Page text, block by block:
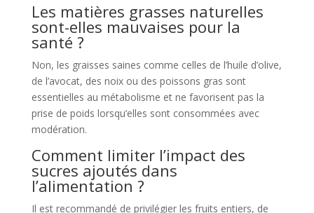
Les matières grasses naturelles
sont-elles mauvaises pour la
santé ?
Non, les graisses saines comme celles de l’huile d’olive,
de l’avocat, des noix ou des poissons gras sont
essentielles au métabolisme et ne favorisent pas la
prise de poids lorsqu’elles sont consommées avec
modération.
Comment limiter l’impact des
sucres ajoutés dans
l’alimentation ?
Il est recommandé de privilégier les fruits entiers, de